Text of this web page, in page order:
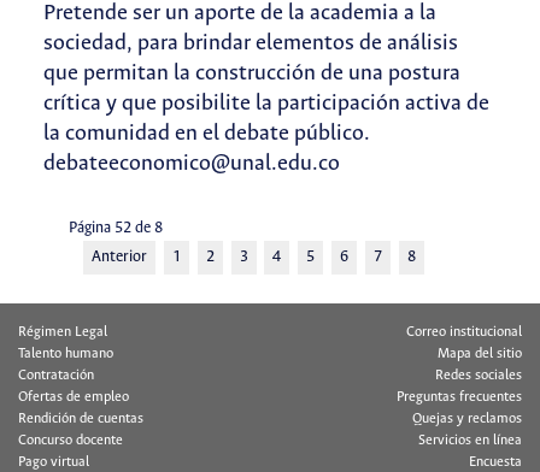
Pretende ser un aporte de la academia a la
sociedad, para brindar elementos de análisis
que permitan la construcción de una postura
crítica y que posibilite la participación activa de
la comunidad en el debate público.
debateeconomico@unal.edu.co
Página 52 de 8
Anterior
1 2 3 4 5 6 7 8
Régimen Legal
Talento humano
Contratación
Ofertas de empleo
Rendición de cuentas
Concurso docente
Pago virtual
Correo institucional
Mapa del sitio
Redes sociales
Preguntas frecuentes
Quejas y reclamos
Servicios en línea
Encuesta